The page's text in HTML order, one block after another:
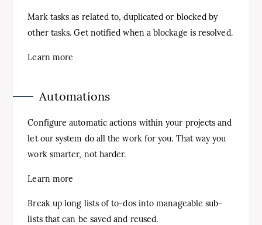
Mark tasks as related to, duplicated or blocked by
other tasks. Get notified when a blockage is resolved.
Learn more
Automations
Configure automatic actions within your projects and
let our system do all the work for you. That way you
work smarter, not harder.
Learn more
Break up long lists of to-dos into manageable sub-
lists that can be saved and reused.